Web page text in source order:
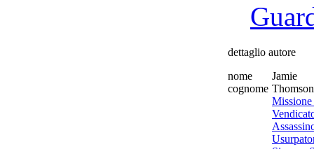
dettaglio autore
nome
Jamie
cognome Thomson
Missione